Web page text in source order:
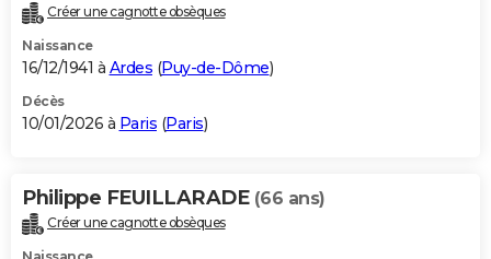
Destinations
City break
Voyage nature
Voyage de noces
Forum
Climat
+PHOTO
GUIDES D'ACHAT
BONS PLANS
Carte de Noël
Carte Bonne année
Carte Saint-Valentin
Carte Pâques
Carte d'anniversaire
DICTIONNAIRE
Dictionnaire
Biographies
Citations
Expressions
Proverbes
PROGRAMME TV
Créer une cagnotte obsèques
Naissance
16/12/1941 à Ardes (Puy-de-Dôme)
Décès
10/01/2026 à Paris (Paris)
Philippe FEUILLARADE (66 ans)
Créer une cagnotte obsèques